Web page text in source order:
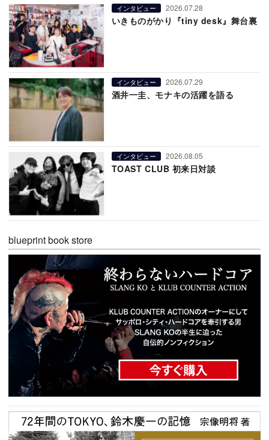
インタビュー 2026.07.28
いきものがかり『tiny desk』舞台裏
インタビュー 2026.07.29
酒井一圭、モナキの活躍を語る
インタビュー 2026.08.05
TOAST CLUB 初来日対談
blueprint book store